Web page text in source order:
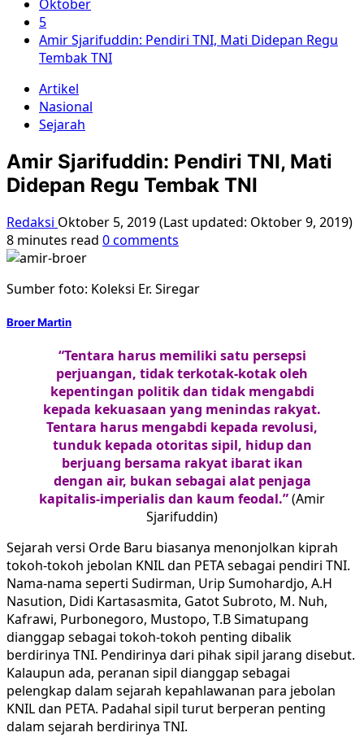
Oktober
5
Amir Sjarifuddin: Pendiri TNI, Mati Didepan Regu
Tembak TNI
Artikel
Nasional
Sejarah
Amir Sjarifuddin: Pendiri TNI, Mati
Didepan Regu Tembak TNI
Redaksi Oktober 5, 2019 (Last updated: Oktober 9, 2019)
8 minutes read 0 comments
Sumber foto: Koleksi Er. Siregar
Broer Martin
“Tentara harus memiliki satu persepsi
perjuangan, tidak terkotak-kotak oleh
kepentingan politik dan tidak mengabdi
kepada kekuasaan yang menindas rakyat.
Tentara harus mengabdi kepada revolusi,
tunduk kepada otoritas sipil, hidup dan
berjuang bersama rakyat ibarat ikan
dengan air, bukan sebagai alat penjaga
kapitalis-imperialis dan kaum feodal.”(Amir
Sjarifuddin)
Sejarah versi Orde Baru biasanya menonjolkan kiprah
tokoh-tokoh jebolan KNIL dan PETA sebagai pendiri TNI.
Nama-nama seperti Sudirman, Urip Sumohardjo, A.H
Nasution, Didi Kartasasmita, Gatot Subroto, M. Nuh,
Kafrawi, Purbonegoro, Mustopo, T.B Simatupang
dianggap sebagai tokoh-tokoh penting dibalik
berdirinya TNI. Pendirinya dari pihak sipil jarang disebut.
Kalaupun ada, peranan sipil dianggap sebagai
pelengkap dalam sejarah kepahlawanan para jebolan
KNIL dan PETA. Padahal sipil turut berperan penting
dalam sejarah berdirinya TNI.